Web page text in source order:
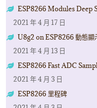
ESP8266 Modules Deep
2021 年 4 月 17 日
U8g2 on ESP8266 動態顯
2021 年 4 月 13 日
ESP8266 Fast ADC
2021 年 4 月 3 日
ESP8266 里程碑